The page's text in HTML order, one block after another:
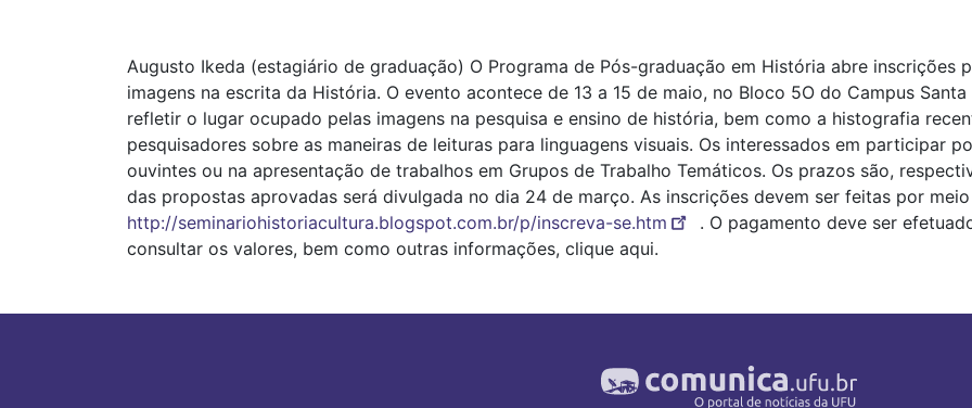
Augusto Ikeda (estagiário de graduação) O Programa de Pós-graduação em História abre inscrições
imagens na escrita da História. O evento acontece de 13 a 15 de maio, no Bloco 5O do Campus
refletir o lugar ocupado pelas imagens na pesquisa e ensino de história, bem como a histografia
pesquisadores sobre as maneiras de leituras para linguagens visuais. Os interessados em participar
ouvintes ou na apresentação de trabalhos em Grupos de Trabalho Temáticos. Os prazos são,
das propostas aprovadas será divulgada no dia 24 de março. As inscrições devem ser feitas por
http://seminariohistoriacultura.blogspot.com.br/p/inscreva-se.htm
. O pagamento deve ser
consultar os valores, bem como outras informações, clique aqui.